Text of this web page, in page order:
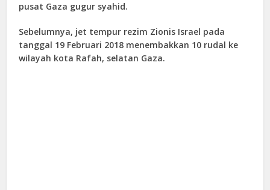
pusat Gaza gugur syahid.
Sebelumnya, jet tempur rezim Zionis Israel pada
tanggal 19 Februari 2018 menembakkan 10 rudal ke
wilayah kota Rafah, selatan Gaza.